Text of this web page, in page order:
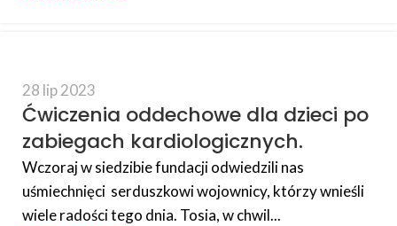
28 lip 2023
Ćwiczenia oddechowe dla dzieci po
zabiegach kardiologicznych.
Wczoraj w siedzibie fundacji odwiedzili nas
uśmiechnięci serduszkowi wojownicy, którzy wnieśli
wiele radości tego dnia. Tosia, w chwil...